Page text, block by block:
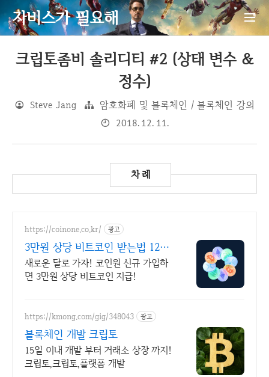
자비스가 필요해
크립토좀비 솔리디티 #2 (상태 변수 &
정수)
Steve Jang 암호화폐 및 블록체인 / 블록체인 강의
2018. 12. 11.
https://coinone.co.kr/ 광고
3만원 상당 비트코인 받는법 12년
무사고 거래소
새로운 달로 가자! 코인원 신규 가입하
면 3만원 상당 비트코인 지급!
https://kmong.com/gig/348043 광고
블록체인 개발 크립토
15일 이내 개발 부터 거래소 상장 까지!
크립토,크립토,플랫폼 개발